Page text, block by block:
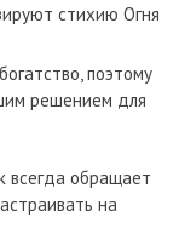
стихию Огня
поэтому
решением для
всегда обращает
на